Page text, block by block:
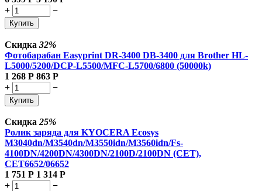
+
−
Купить
Скидка 32%
Фотобарабан Easyprint DR-3400 DB-3400 для Brother HL-
L5000/5200/DCP-L5500/MFC-L5700/6800 (50000k)
1 268 Р 863 Р
+
−
Купить
Скидка 25%
Ролик заряда для KYOCERA Ecosys
M3040dn/M3540dn/M3550idn/M3560idn/Fs-
4100DN/4200DN/4300DN/2100D/2100DN (CET),
CET6652/06652
1 751 Р 1 314 Р
+
−